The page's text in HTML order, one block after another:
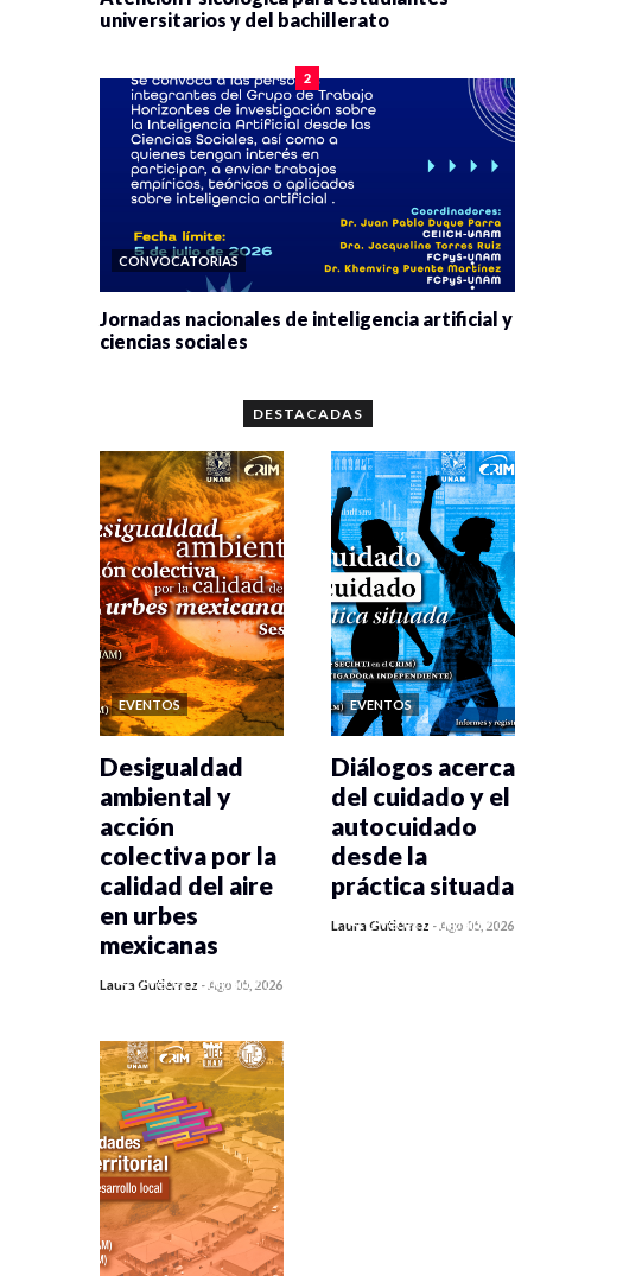
universitarios y del bachillerato
2
CONVOCATORIAS
Jornadas nacionales de inteligencia artificial y
ciencias sociales
DESTACADAS
EVENTOS
0 veces compartido
Desigualdad
ambiental y
acción
colectiva por la
calidad del aire
en urbes
mexicanas
Laura Gutiérrez -Ago 05, 2026
EVENTOS
0 veces compartido
Diálogos acerca
del cuidado y el
autocuidado
desde la
práctica situada
Laura Gutiérrez -Ago 05, 2026